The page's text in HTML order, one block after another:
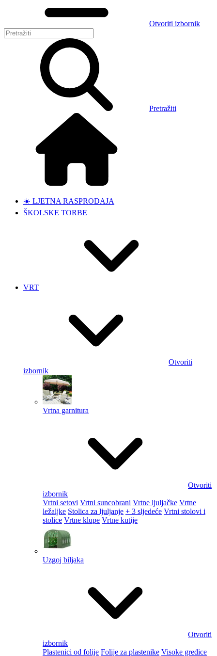
Otvoriti izbornik
Pretražiti
☀️ LJETNA RASPRODAJA
ŠKOLSKE TORBE
VRT
Otvoriti
izbornik
Vrtna garnitura
Otvoriti
izbornik
Vrtni setovi Vrtni suncobrani Vrtne ljuljačke Vrtne
ležaljke Stolica za ljuljanje + 3 sljedeće Vrtni stolovi i
stolice Vrtne klupe Vrtne kutije
Uzgoj biljaka
Otvoriti
izbornik
Plastenici od folije Folije za plastenike Visoke gredice